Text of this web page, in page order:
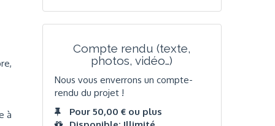
à
Compte rendu (texte,
photos, vidéo…)
Nous vous enverrons un compte-
rendu du projet !
Pour 50,00 € ou plus